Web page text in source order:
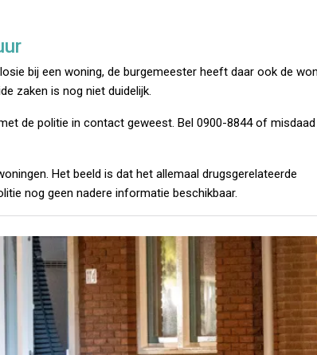
bij een woning, de burgemeester heeft daar ook de
zaken is nog niet duidelijk.
de politie in contact geweest. Bel 0900-8844 of misdaad
Het beeld is dat het allemaal drugsgerelateerde
nog geen nadere informatie beschikbaar.